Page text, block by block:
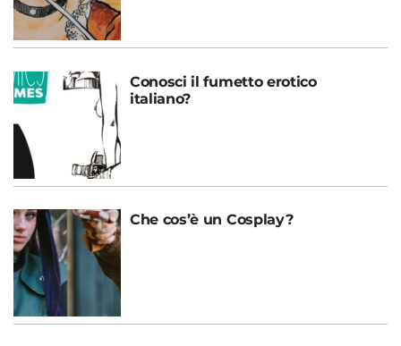
Conosci il fumetto erotico
italiano?
Che cos’è un Cosplay?